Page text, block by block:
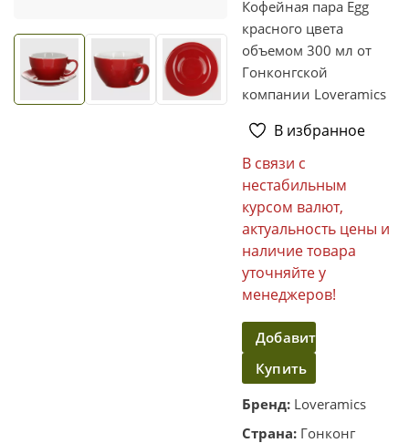
Кофейная пара Egg
красного цвета
объемом 300 мл от
Гонконгской
компании Loveramics
В избранное
В связи с
нестабильным
курсом валют,
актуальность цены и
наличие товара
уточняйте у
менеджеров!
Добавить
в
корзину
Купить
в
один
Бренд: Loveramics
Страна: Гонконг